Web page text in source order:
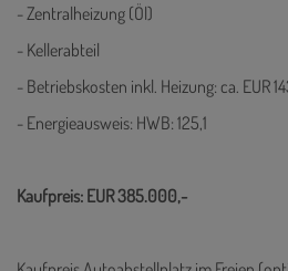
- Zentralheizung (Öl)
- Kellerabteil
- Betriebskosten inkl. Heizung: ca. EUR
- Energieausweis: HWB: 125,1
Kaufpreis: EUR 385.000,-